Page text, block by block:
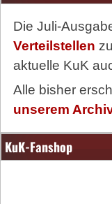
Die Juli-
Verteilstellen
aktuelle KuK
Alle bisher
unserem
KuK-Fanshop